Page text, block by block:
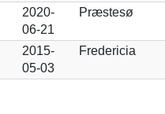
2020-
06-21
Præstesø
2015-
05-03
Fredericia